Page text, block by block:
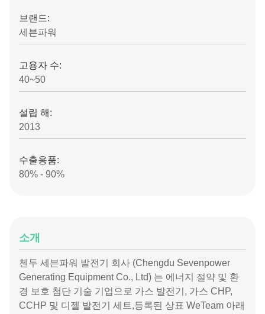
브랜드:
세븐파워
고용자 수:
40~50
설립 해:
2013
수출용품:
80% - 90%
소개
첸두 세븐파워 발전기 회사 (Chengdu Sevenpower
Generating Equipment Co., Ltd) 는 에너지 절약 및 환
경 보호 첨단 기술 기업으로 가스 발전기, 가스 CHP,
CCHP 및 디젤 발전기 세트,등록된 상표 WeTeam 아래